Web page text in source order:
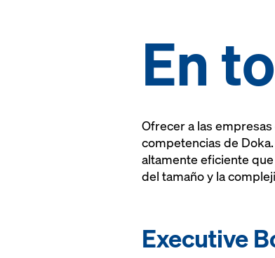
En
Ofrecer a las
competencias de
altamente eficiente
del tamaño y la
Executive